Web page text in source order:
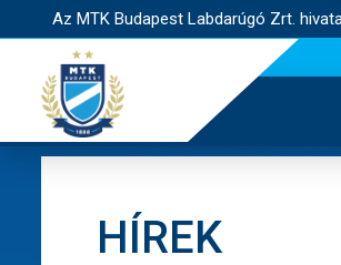
Az MTK Budapest Labdarúgó Zrt.
HÍREK